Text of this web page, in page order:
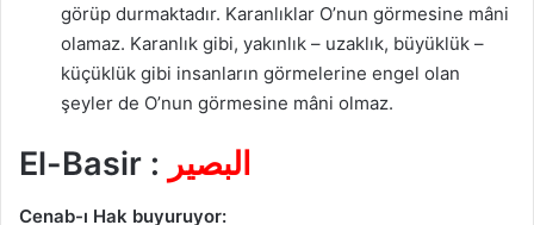
görüp durmaktadır. Karanlıklar O’nun görmesine mâni
olamaz. Karanlık gibi, yakınlık – uzaklık, büyüklük –
küçüklük gibi insanların görmelerine engel olan
şeyler de O’nun görmesine mâni olmaz.
El-Basir :
Cenab-ı Hak buyuruyor: